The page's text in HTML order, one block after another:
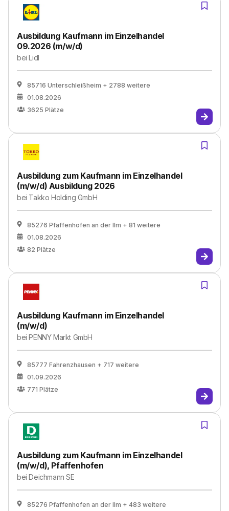
Ausbildung Kaufmann im Einzelhandel
09.2026 (m/w/d)
beiLidl
85716 Unterschleißheim + 2788 weitere
01.08.2026
3625 Plätze
Ausbildung zum Kaufmann im Einzelhandel
(m/w/d) Ausbildung 2026
bei Takko Holding GmbH
85276 Pfaffenhofen an der Ilm + 81 weitere
01.08.2026
82 Plätze
Ausbildung Kaufmann im Einzelhandel
(m/w/d)
beiPENNY Markt GmbH
85777 Fahrenzhausen + 717 weitere
01.09.2026
771 Plätze
Ausbildung zum Kaufmann im Einzelhandel
(m/w/d), Pfaffenhofen
beiDeichmann SE
85276 Pfaffenhofen an der Ilm + 483 weitere